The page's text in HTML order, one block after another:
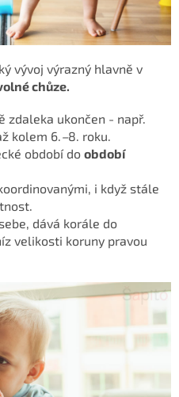
vývoj výrazný hlavně v
chůze.
zdaleka ukončen - např.
kolem 6.–8. roku.
období do období
i když stále
dává korále do
velikosti koruny pravou